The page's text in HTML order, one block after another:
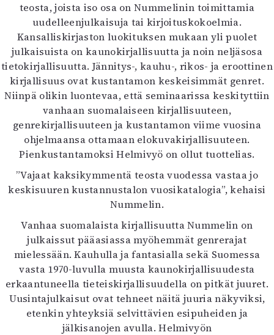
Lehdet
4/2026
2–3/2026
1/2026
6/2025
5/2025 saame
5/2025
Lehtiarkisto
Info
Tilaus ja irtonumerot
Yhteistyössä
Toimitus
Kaltio ry
teosta, joista iso osa on Nummelinin toimittamia
uudelleenjulkaisuja tai kirjoituskokoelmia.
Kansalliskirjaston luokituksen mukaan yli puolet
julkaisuista on kaunokirjallisuutta ja noin neljäsosa
tietokirjallisuutta. Jännitys-, kauhu-, rikos- ja eroottinen
kirjallisuus ovat kustantamon keskeisimmät genret.
Niinpä olikin luontevaa, että seminaarissa keskityttiin
vanhaan suomalaiseen kirjallisuuteen,
genrekirjallisuuteen ja kustantamon viime vuosina
ohjelmaansa ottamaan elokuvakirjallisuuteen.
Pienkustantamoksi Helmivyö on ollut tuottelias.
”Vajaat kaksikymmentä teosta vuodessa vastaa jo
keskisuuren kustannustalon vuosikatalogia”, kehaisi
Nummelin.
Vanhaa suomalaista kirjallisuutta Nummelin on
julkaissut pääasiassa myöhemmät genrerajat
mielessään. Kauhulla ja fantasialla sekä Suomessa
vasta 1970-luvulla muusta kaunokirjallisuudesta
erkaantuneella tieteiskirjallisuudella on pitkät juuret.
Uusintajulkaisut ovat tehneet näitä juuria näkyviksi,
etenkin yhteyksiä selvittävien esipuheiden ja
jälkisanojen avulla. Helmivyön